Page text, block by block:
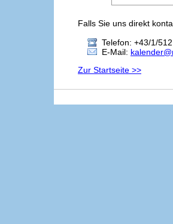
Falls Sie uns direkt
Telefon: +43/1/
E-Mail:
Zur Startseite >>